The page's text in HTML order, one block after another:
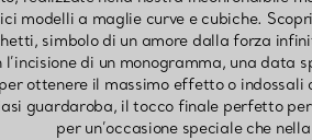
modelli a maglie curve e cubiche.
simbolo di un amore dalla forza
l’incisione di un monogramma, una data
ottenere il massimo effetto o
guardaroba, il tocco finale perfetto
per un’occasione speciale che